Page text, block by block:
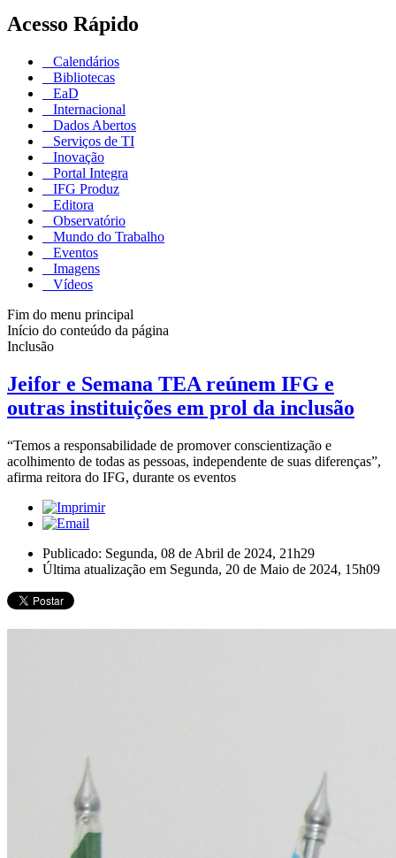
Acesso Rápido
Calendários
Bibliotecas
EaD
Internacional
Dados Abertos
Serviços de TI
Inovação
Portal Integra
IFG Produz
Editora
Observatório
Mundo do Trabalho
Eventos
Imagens
Vídeos
Fim do menu principal
Início do conteúdo da página
Inclusão
Jeifor e Semana TEA reúnem IFG e
outras instituições em prol da inclusão
“Temos a responsabilidade de promover conscientização e
acolhimento de todas as pessoas, independente de suas diferenças”,
afirma reitora do IFG, durante os eventos
Publicado: Segunda, 08 de Abril de 2024, 21h29
Última atualização em Segunda, 20 de Maio de 2024, 15h09